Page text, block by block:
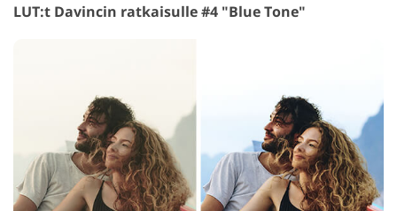
LUT:t Davincin ratkaisulle #4 "Blue Tone"